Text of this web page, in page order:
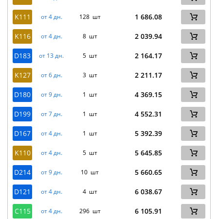
K111 от 4 дн. 128 шт 1 686.08
K116 от 4 дн. 8 шт 2 039.94
D183 от 13 дн. 5 шт 2 164.17
K127 от 6 дн. 3 шт 2 211.17
D180 от 9 дн. 1 шт 4 369.15
D199 от 7 дн. 1 шт 4 552.31
D167 от 4 дн. 1 шт 5 392.39
K110 от 4 дн. 5 шт 5 645.85
D214 от 9 дн. 10 шт 5 660.65
D121 от 4 дн. 4 шт 6 038.67
C115 от 4 дн. 296 шт 6 105.91